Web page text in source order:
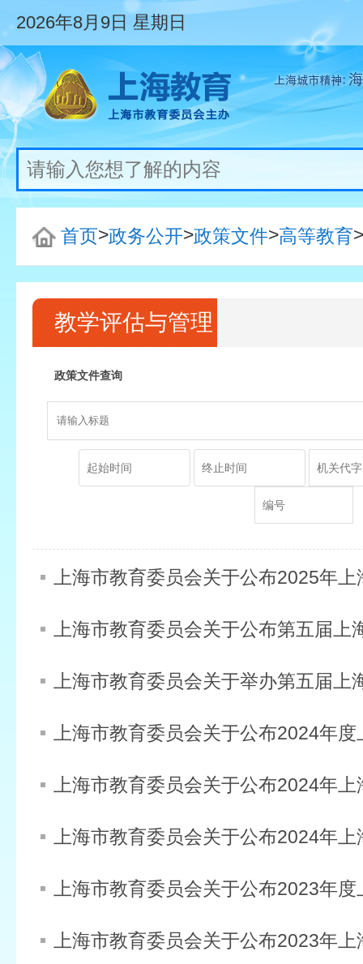
2026年8月9日 星期日
首页>政务公开>政策文件>高等教育>
教学评估与管理
政策文件查询